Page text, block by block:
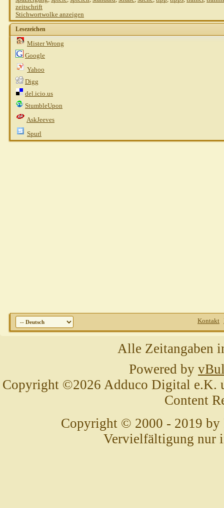
zeitschrift
Stichwortwolke anzeigen
Lesezeichen
Mister Wrong
Google
Yahoo
Digg
del.icio.us
StumbleUpon
AskJeeves
Spurl
Kontakt
Alle Zeitangaben
Powered by
Copyright ©2026 Adduco Digital e.K.
Content
Copyright © 2000 - 2019 by
Vervielfältigung nur